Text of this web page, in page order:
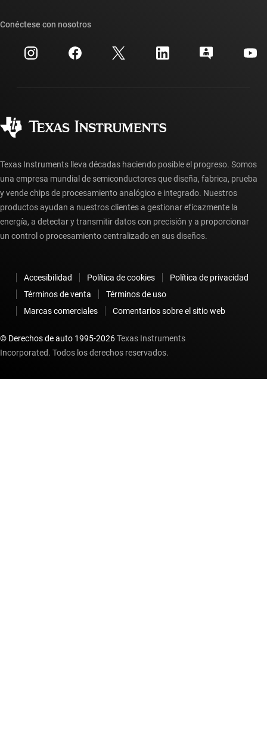
Relaciones con los inversionistas
Fabricación
Búsqueda de referencias cruzadas
Centro de atención al cliente
Preguntas frecuentes sobre la cuenta myTI
Preguntas frecuentes sobre pedidos
Conéctese con nosotros
Texas Instruments lleva décadas haciendo posible el progreso. Somos
una empresa mundial de semiconductores que diseña, fabrica, prueba
y vende chips de procesamiento analógico e integrado. Nuestros
productos ayudan a nuestros clientes a gestionar eficazmente la
energía, a detectar y transmitir datos con precisión y a proporcionar
un control o procesamiento centralizado en sus diseños.
Accesibilidad Política de cookies
Política de privacidad
Términos de venta
Términos de uso
Marcas comerciales
Comentarios sobre el sitio web
© Derechos de auto 1995-2026Texas Instruments
Incorporated. Todos los derechos reservados.